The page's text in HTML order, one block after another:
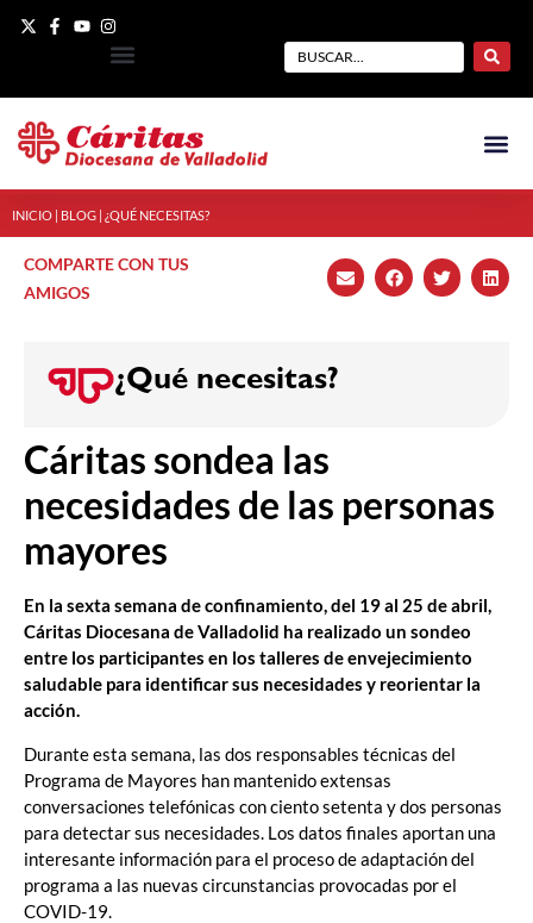
INICIO BLOG ¿QUÉ NECESITAS?
COMPARTE CON TUS
AMIGOS
¿Qué necesitas?
Cáritas sondea las
necesidades de las personas
mayores
En la sexta semana de confinamiento, del 19 al 25 de abril,
Cáritas Diocesana de Valladolid ha realizado un sondeo
entre los participantes en los talleres de envejecimiento
saludable para identificar sus necesidades y reorientar la
acción.
Durante esta semana, las dos responsables técnicas del
Programa de Mayores han mantenido extensas
conversaciones telefónicas con ciento setenta y dos personas
para detectar sus necesidades. Los datos finales aportan una
interesante información para el proceso de adaptación del
programa a las nuevas circunstancias provocadas por el
COVID-19.